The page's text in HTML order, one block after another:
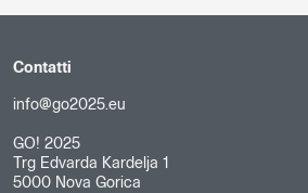
Contatti
info@go2025.eu
GO! 2025
Trg Edvarda Kardelja 1
5000 Nova Gorica